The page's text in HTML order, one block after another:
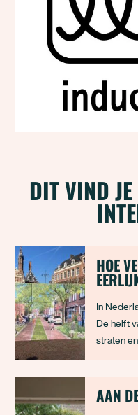
DIT VIND
HOE
In
De helft
straten
AAN